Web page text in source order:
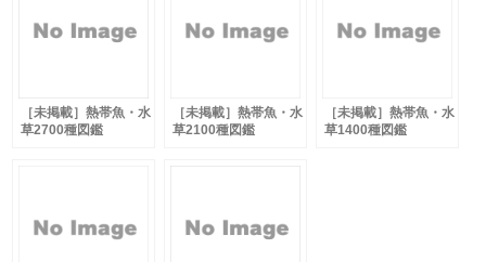
［未掲載］熱帯魚・水
草2700種図鑑
［未掲載］熱帯魚・水
草2100種図鑑
［未掲載］熱帯魚・水
草1400種図鑑